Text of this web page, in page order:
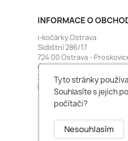
INFORMACE O
i-kočárky Ostrava
Sídlištní 286/17
724 00 Ostrava -
Česko
Zavolejte nám:774 481 664
Napište nám:i-
Tyto stránky
Souhlasíte s jejich
počítači?
Nesouhlasím